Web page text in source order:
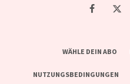
WÄHLE DEIN ABO
NUTZUNGSBEDINGUNGEN